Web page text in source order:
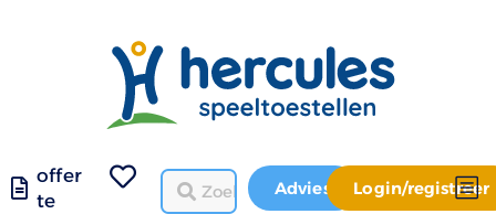
offer
te
Advies Login/registreer